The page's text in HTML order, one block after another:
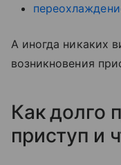
А иногда никаких
возникновения
Как долго
приступ и